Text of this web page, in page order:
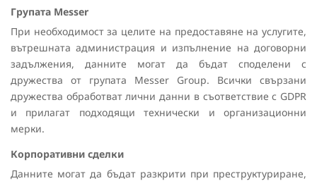
Групата Messer
При необходимост за целите на предоставяне на услугите,
вътрешната администрация и изпълнение на договорни
задължения, данните могат да бъдат споделени с
дружества от групата Messer Group. Всички свързани
дружества обработват лични данни в съответствие с GDPR
и прилагат подходящи технически и организационни
мерки.
Корпоративни сделки
Данните могат да бъдат разкрити при преструктуриране,